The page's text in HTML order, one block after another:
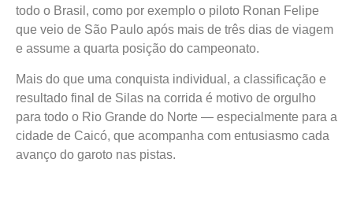
todo o Brasil, como por exemplo o piloto Ronan Felipe
que veio de São Paulo após mais de três dias de viagem
e assume a quarta posição do campeonato.
Mais do que uma conquista individual, a classificação e
resultado final de Silas na corrida é motivo de orgulho
para todo o Rio Grande do Norte — especialmente para a
cidade de Caicó, que acompanha com entusiasmo cada
avanço do garoto nas pistas.